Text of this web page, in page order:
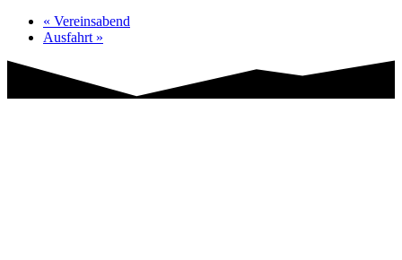
« Vereinsabend
Ausfahrt »